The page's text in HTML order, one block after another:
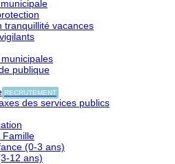
tranquillité vacances
publique
RECRUTEMENT
des services publics
Famille
(0-3 ans)
12 ans)